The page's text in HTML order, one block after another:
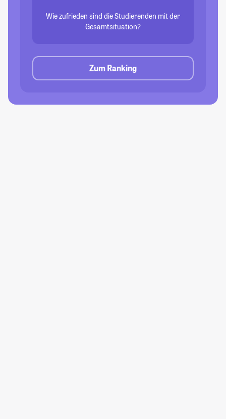
Wie zufrieden sind die Studierenden mit der
Gesamtsituation?
Zum Ranking